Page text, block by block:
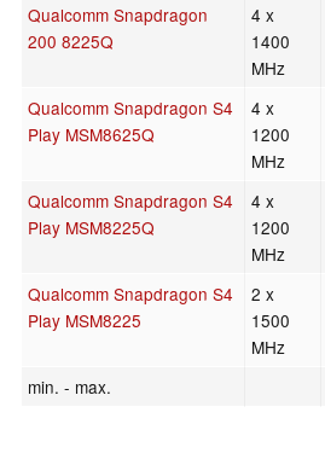
Qualcomm Snapdragon
200 8225Q
4 x
1400
MHz
Qualcomm Snapdragon S4
Play MSM8625Q
4 x
1200
MHz
Qualcomm Snapdragon S4
Play MSM8225Q
4 x
1200
MHz
Qualcomm Snapdragon S4
Play MSM8225
2 x
1500
MHz
min. - max.